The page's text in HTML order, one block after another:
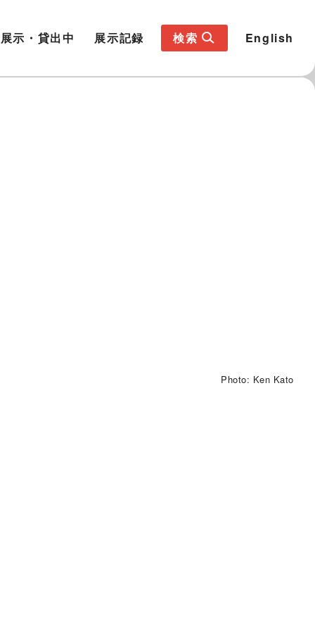
展示・貸出中 展示記録 検索 English
Photo: Ken Kato